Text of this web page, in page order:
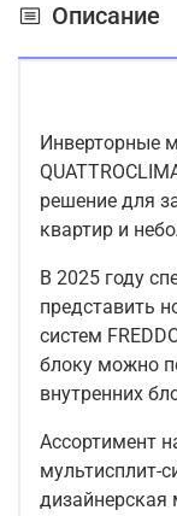
Описание
Инверторные
решение для
квартир и
В 2025 году
представить
систем
блоку можно
внутренних
Ассортимент
мультисплит-
дизайнерская